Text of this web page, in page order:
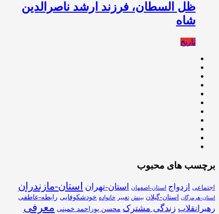
ظل السطان، فرزند ارشد ناصرالدین
شاه
تاریخ
برچسب های محبوب
اجتماعی ازدواج استان-اصفهان استان-تهران استان-مازندران
استان-هرمزگان استان-گیلان بینش تغییر خانواده خودشکوفایی رابطه-عاطفی
رهبرانقلاب زندگی مشترک محسن پوراحمد خمینی معرفی